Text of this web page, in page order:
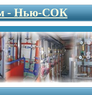
- Нью-СОК